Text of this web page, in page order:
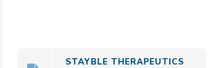
STAYBLE THERAPEUTICS